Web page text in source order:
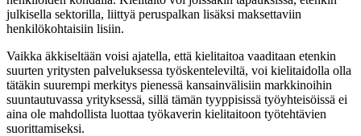
julkisella sektorilla, liittyä peruspalkan lisäksi maksettaviin
henkilökohtaisiin lisiin.
Vaikka äkkiseltään voisi ajatella, että kielitaitoa vaaditaan etenkin
suurten yritysten palveluksessa työskenteleviltä, voi kielitaidolla olla
tätäkin suurempi merkitys pienessä kansainvälisiin markkinoihin
suuntautuvassa yrityksessä, sillä tämän tyyppisissä työyhteisöissä ei
aina ole mahdollista luottaa työkaverin kielitaitoon työtehtävien
suorittamiseksi.